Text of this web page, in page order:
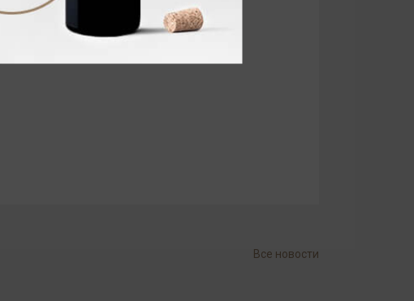
Все новости